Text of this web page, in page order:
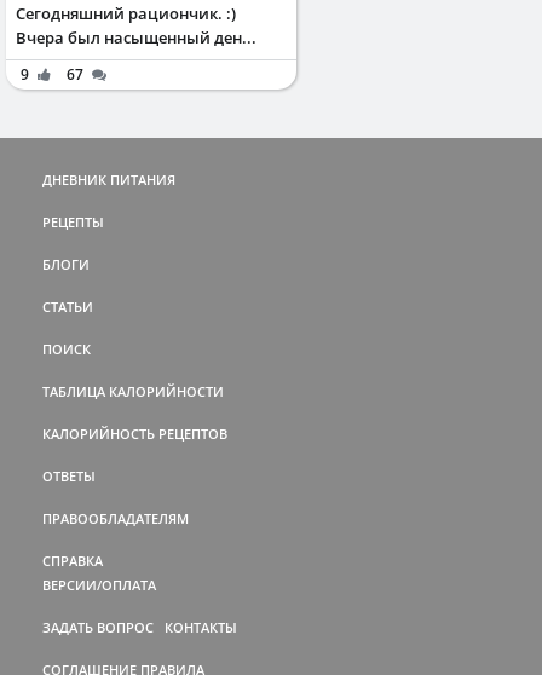
Сегодняшний рациончик. :)
Вчера был насыщенный ден...
9 67
ДНЕВНИК ПИТАНИЯ
РЕЦЕПТЫ
БЛОГИ
СТАТЬИ
ПОИСК
ТАБЛИЦА КАЛОРИЙНОСТИ
КАЛОРИЙНОСТЬ РЕЦЕПТОВ
ОТВЕТЫ
ПРАВООБЛАДАТЕЛЯМ
СПРАВКА
ВЕРСИИ/ОПЛАТА
ЗАДАТЬ ВОПРОС КОНТАКТЫ
СОГЛАШЕНИЕ ПРАВИЛА